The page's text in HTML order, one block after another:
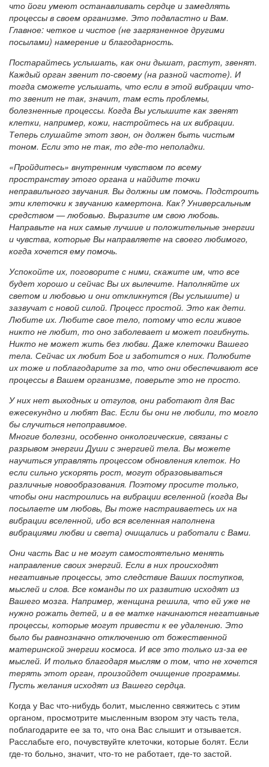
что йоги умеют останавливать сердце и замедлять
процессы в своем организме. Это подвластно и Вам.
Главное: четкое и чистое (не загрязненное другими
посылами) намерение и благодарность.
Постарайтесь услышать, как они дышат, растут, звенят.
Каждый орган звенит по-своему (на разной частоте). И
тогда сможете услышать, что если в этой вибрации что-
то звенит не так, значит, там есть проблемы,
болезненные процессы. Когда Вы услышите как звенят
клетки, например, кожи, настройтесь на их вибрации.
Теперь слушайте этот звон, он должен быть чистым
тоном. Если это не так, то где-то неполадки.
«Пройдитесь» внутренним чувством по всему
пространству этого органа и найдите точки
неправильного звучания. Вы должны им помочь. Подстроить
эти клеточки к звучанию камертона. Как? Универсальным
средством — любовью. Выразите им свою любовь.
Направьте на них самые лучшие и положительные энергии
и чувства, которые Вы направляете на своего любимого,
когда хочется ему помочь.
Успокойте их, поговорите с ними, скажите им, что все
будет хорошо и сейчас Вы их вылечите. Наполняйте их
светом и любовью и они откликнутся (Вы услышите) и
зазвучат с новой силой. Процесс простой. Это как дети.
Любите их. Любите свое тело, потому что если живое
никто не любит, то оно заболевает и может погибнуть.
Никто не может жить без любви. Даже клеточки Вашего
тела. Сейчас их любит Бог и заботится о них. Полюбите
их тоже и поблагодарите за то, что они обеспечивают все
процессы в Вашем организме, поверьте это не просто.
У них нет выходных и отгулов, они работают для Вас
ежесекундно и любят Вас. Если бы они не любили, то могло
бы случиться непоправимое.
Многие болезни, особенно онкологические, связаны с
разрывом энергии Души с энергией тела. Вы можете
научиться управлять процессом обновления клеток. Но
если сильно ускорять рост, могут образовываться
различные новообразования. Поэтому просите только,
чтобы они настроились на вибрации вселенной (когда Вы
посылаете им любовь, Вы тоже настраиваетесь их на
вибрации вселенной, ибо вся вселенная наполнена
вибрациями любви и света) очищались и работали с Вами.
Они часть Вас и не могут самостоятельно менять
направление своих энергий. Если в них происходят
негативные процессы, это следствие Ваших поступков,
мыслей и слов. Все команды по их развитию исходят из
Вашего мозга. Например, женщина решила, что ей уже не
нужно рожать детей, и в ее матке начинаются негативные
процессы, которые могут привести к ее удалению. Это
было бы равнозначно отключению от божественной
материнской энергии космоса. И все это только из-за ее
мыслей. И только благодаря мыслям о том, что не хочется
терять этот орган, произойдет очищение программы.
Пусть желания исходят из Вашего сердца.
Когда у Вас что-нибудь болит, мысленно свяжитесь с этим
органом, просмотрите мысленным взором эту часть тела,
поблагодарите ее за то, что она Вас слышит и отзывается.
Расслабьте его, почувствуйте клеточки, которые болят. Если
где-то больно, значит, что-то не работает, где-то застой.